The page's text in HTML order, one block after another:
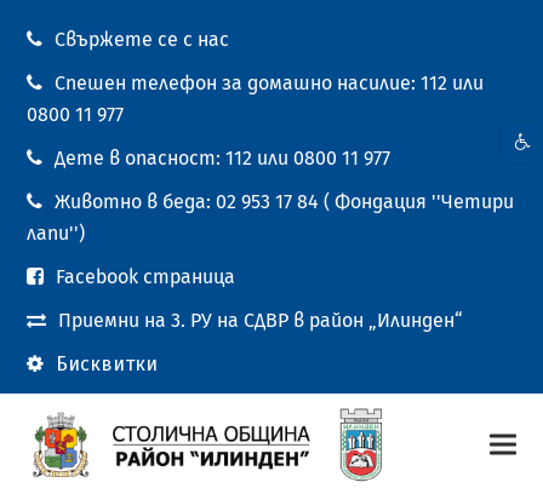
Свържете се с нас
Спешен телефон за домашно насилие: 112 или
0800 11 977
Дете в опасност: 112 или 0800 11 977
Животно в беда: 02 953 17 84 ( Фондация ''Четири
лапи'')
Facebook страница
Приемни на 3. РУ на СДВР в район „Илинден“
Бисквитки